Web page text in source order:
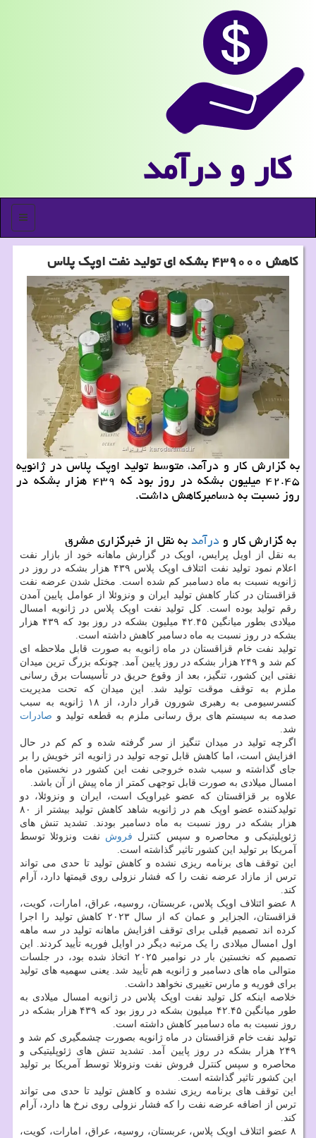
كار و درآمد
منو
کاهش ۴۳۹۰۰۰ بشکه ای تولید نفت اوپک پلاس
به گزارش کار و درآمد، متوسط تولید اوپک پلاس در ژانویه
۴۲.۴۵ میلیون بشکه در روز بود که ۴۳۹ هزار بشکه در
روز نسبت به دسامبرکاهش داشت.
به گزارش کار ودرآمدبه نقل از خبرگزاری مشرق
به نقل از اویل پرایس، اوپک در گزارش ماهانه خود از بازار نفت
اعلام نمود تولید نفت ائتلاف اوپک پلاس ۴۳۹ هزار بشکه در روز در
ژانویه نسبت به ماه دسامبر کم شده است. مختل شدن عرضه نفت
قزاقستان در کنار کاهش تولید ایران و ونزوئلا از عوامل پایین آمدن
رقم تولید بوده است. کل تولید نفت اوپک پلاس در ژانویه امسال
میلادی بطور میانگین ۴۲.۴۵ میلیون بشکه در روز بود که ۴۳۹ هزار
بشکه در روز نسبت به ماه دسامبر کاهش داشته است.
تولید نفت خام قزاقستان در ماه ژانویه به صورت قابل ملاحظه ای
کم شد و ۲۴۹ هزار بشکه در روز پایین آمد. چونکه بزرگ ترین میدان
نفتی این کشور، تنگیز، بعد از وقوع حریق در تأسیسات برق رسانی
ملزم به توقف موقت تولید شد. این میدان که تحت مدیریت
کنسرسیومی به رهبری شورون قرار دارد، از ۱۸ ژانویه به سبب
صدمه به سیستم های برق رسانی ملزم به قطعه تولید و صادرات
شد.
اگرچه تولید در میدان تنگیز از سر گرفته شده و کم کم در حال
افزایش است، اما کاهش قابل توجه تولید در ژانویه اثر خویش را بر
جای گذاشته و سبب شده خروجی نفت این کشور در نخستین ماه
امسال میلادی به صورت قابل توجهی کمتر از ماه پیش از آن باشد.
علاوه بر قزاقستان که عضو غیراوپک است، ایران و ونزوئلا، دو
تولیدکننده عضو اوپک هم در ژانویه شاهد کاهش تولید بیشتر از ۸۰
هزار بشکه در روز نسبت به ماه دسامبر بودند. تشدید تنش های
ژئوپلیتیکی و محاصره و سپس کنترل فروش نفت ونزوئلا توسط
آمریکا بر تولید این کشور تاثیر گذاشته است.
این توقف های برنامه ریزی نشده و کاهش تولید تا حدی می تواند
ترس از مازاد عرضه نفت را که فشار نزولی روی قیمتها دارد، آرام
کند.
۸ عضو ائتلاف اوپک پلاس، عربستان، روسیه، عراق، امارات، کویت،
قزاقستان، الجزایر و عمان که از سال ۲۰۲۳ کاهش تولید را اجرا
کرده اند تصمیم قبلی برای توقف افزایش ماهانه تولید در سه ماهه
اول امسال میلادی را یک مرتبه دیگر در اوایل فوریه تأیید کردند. این
تصمیم که نخستین بار در نوامبر ۲۰۲۵ اتخاذ شده بود، در جلسات
متوالی ماه های دسامبر و ژانویه هم تأیید شد. یعنی سهمیه های تولید
برای فوریه و مارس تغییری نخواهد داشت.
خلاصه اینکه کل تولید نفت اوپک پلاس در ژانویه امسال میلادی به
طور میانگین ۴۲.۴۵ میلیون بشکه در روز بود که ۴۳۹ هزار بشکه در
روز نسبت به ماه دسامبر کاهش داشته است.
تولید نفت خام قزاقستان در ماه ژانویه بصورت چشمگیری کم شد و
۲۴۹ هزار بشکه در روز پایین آمد. تشدید تنش های ژئوپلیتیکی و
محاصره و سپس کنترل فروش نفت ونزوئلا توسط آمریکا بر تولید
این کشور تاثیر گذاشته است.
این توقف های برنامه ریزی نشده و کاهش تولید تا حدی می تواند
ترس از اضافه عرضه نفت را که فشار نزولی روی نرخ ها دارد، آرام
کند.
۸ عضو ائتلاف اوپک پلاس، عربستان، روسیه، عراق، امارات، کویت،